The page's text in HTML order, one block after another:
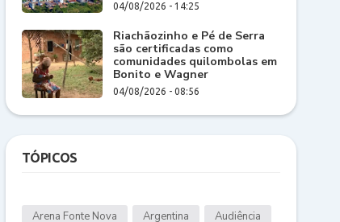
04/08/2026 - 14:25
Riachãozinho e Pé de Serra
são certificadas como
comunidades quilombolas em
Bonito e Wagner
04/08/2026 - 08:56
TÓPICOS
Arena Fonte Nova Argentina Audiência